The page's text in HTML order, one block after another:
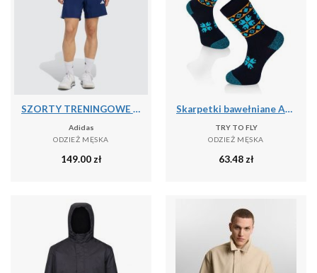
SZORTY TRENINGOWE WORKOUT ESSENTIALS BASE 3 STRIPES WOVEN
Adidas
ODZIEŻ MĘSKA
149.00zł
Skarpetki bawełniane Active Lifestyle Skarpetki ETHNO Granatowe
TRY TO FLY
ODZIEŻ MĘSKA
63.48zł